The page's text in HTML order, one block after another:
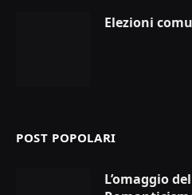
Elezioni
POST POPOLARI
L’omaggio